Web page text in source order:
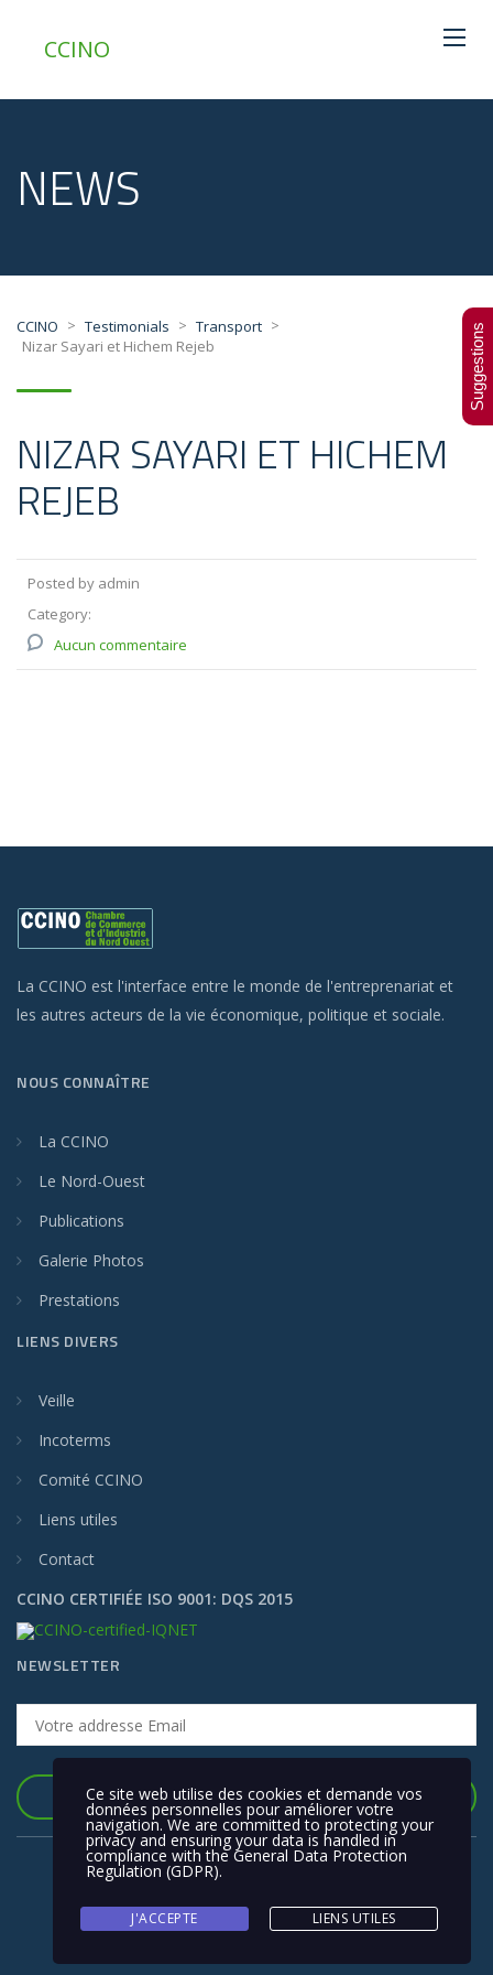
CCINO
NEWS
CCINO > Testimonials > Transport >
Nizar Sayari et Hichem Rejeb
NIZAR SAYARI ET HICHEM
REJEB
Posted by admin
Category:
Aucun commentaire
La CCINO est l'interface entre le monde de l'entreprenariat et
les autres acteurs de la vie économique, politique et sociale.
NOUS CONNAÎTRE
La CCINO
Le Nord-Ouest
Publications
Galerie Photos
Prestations
LIENS DIVERS
Veille
Incoterms
Comité CCINO
Liens utiles
Contact
CCINO CERTIFIÉE ISO 9001: DQS 2015
NEWSLETTER
S'INSCRIRE
Ce site web utilise des cookies et demande vos
données personnelles pour améliorer votre
navigation. We are committed to protecting your
privacy and ensuring your data is handled in
compliance with theGeneral Data Protection
Regulation (GDPR).
J'ACCEPTE LIENS UTILES
Suggestions